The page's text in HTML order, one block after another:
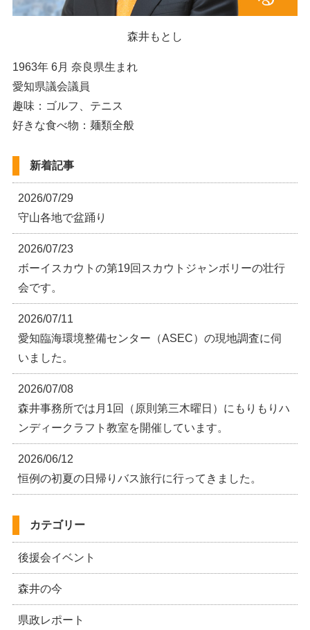
森井もとし
1963年 6月 奈良県生まれ
愛知県議会議員
趣味：ゴルフ、テニス
好きな食べ物：麺類全般
新着記事
2026/07/29
守山各地で盆踊り
2026/07/23
ボーイスカウトの第19回スカウトジャンボリーの壮行
会です。
2026/07/11
愛知臨海環境整備センター（ASEC）の現地調査に伺
いました。
2026/07/08
森井事務所では月1回（原則第三木曜日）にもりもりハ
ンディークラフト教室を開催しています。
2026/06/12
恒例の初夏の日帰りバス旅行に行ってきました。
カテゴリー
後援会イベント
森井の今
県政レポート